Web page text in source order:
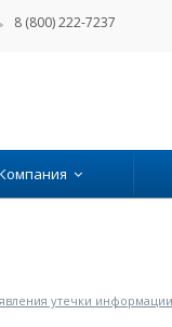
8 (800) 222-7237
утечки информации